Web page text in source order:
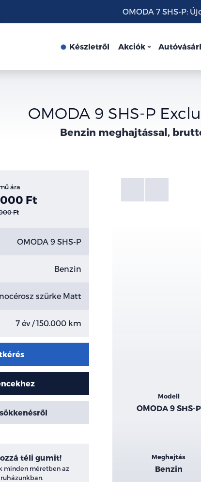
OMODA 7 SHS-P:
Készletről Akciók
OMODA 9 SHS-P
Benzin meghajtással,
ára
Ft
Ft
OMODA 9 SHS-P
Benzin
szürke Matt
7 év / 150.000 km
téli gumit!
minden méretben az
Galéria
Kiemelt
adatok
Modell
OMODA 9 SHS-P
Meghajtás
Benzin